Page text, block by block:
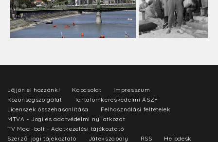
Jöjjön el hozzánk! Kapcsolat
Impresszum
Közönségszolgálat
Tartalomkereskedelmi ÁSZF
Licenszek összehasonlítása
Felhasználási feltételek
MTVA - Jogi és adatvédelmi nyilatkozat
TV Maci-bolt - Adatkezelési tájékoztató
Szerzői jogi tájékoztató
Játékszabály RSS Helpdesk